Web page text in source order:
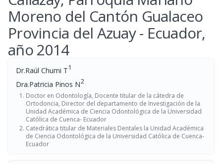
Moreno del Cantón Gualaceo
Provincia del Azuay - Ecuador,
año 2014
Dr.Raúl Chumi T1
Dra.Patricia Pinos N2
Doctor en Odontología, Docente titular de la cátedra de
Ortodoncia, Director del departamento de Investigación de la
Unidad Académica de Ciencia Odontológica de la Universidad
Católica de Cuenca- Ecuador
Catedrática titular de Materiales Dentales la Unidad Académica
de Ciencia Odontológica de la Universidad Católica de Cuenca-
Ecuador